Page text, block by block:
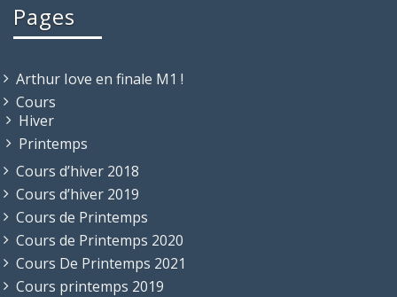
Pages
Arthur Iove en finale M1 !
Cours
Hiver
Printemps
Cours d’hiver 2018
Cours d’hiver 2019
Cours de Printemps
Cours de Printemps 2020
Cours De Printemps 2021
Cours printemps 2019